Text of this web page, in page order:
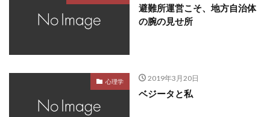
避難所運営こそ、地方自治体
の腕の見せ所
心理学 2019年3月20日
ベジータと私